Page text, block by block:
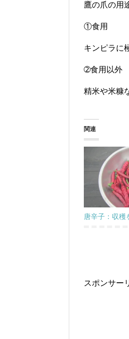
鷹の爪の用
①食用
キンピラに
➁食用以外
精米や米糠
関連
唐辛子：収穫
スポンサー